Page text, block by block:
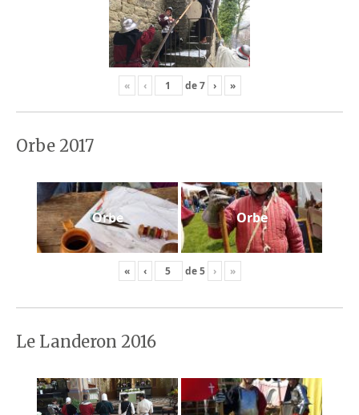
« ‹ de7 › »
Orbe 2017
Orbe Orbe
« ‹ de5 › »
Le Landeron 2016